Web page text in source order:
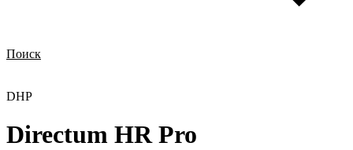
Поиск
DHP
Directum HR Pro